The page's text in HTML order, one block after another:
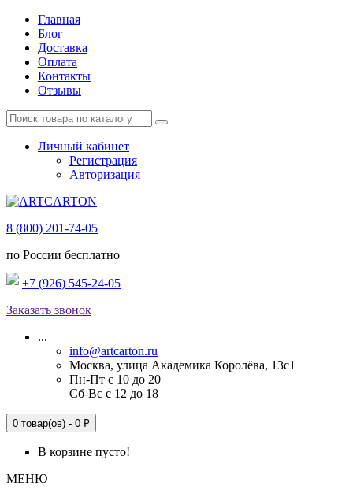
Главная
Блог
Доставка
Оплата
Контакты
Отзывы
Личный кабинет
Регистрация
Авторизация
8 (800) 201-74-05
по России бесплатно
+7 (926) 545-24-05
Заказать звонок
...
info@artcarton.ru
Москва, улица Академика Королёва, 13с1
Пн-Пт с 10 до 20
Сб-Вс с 12 до 18
0 товар(ов) - 0 ₽
В корзине пусто!
МЕНЮ